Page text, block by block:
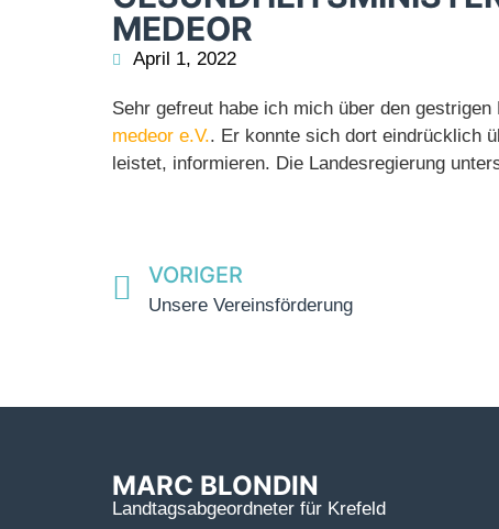
MEDEOR
April 1, 2022
Sehr gefreut habe ich mich über den
medeor e.V.. Er konnte sich dort eindrücklich
leistet, informieren. Die Landesregierung
VORIGER
Unsere Vereinsförderung
MARC BLONDIN
Landtagsabgeordneter für Krefeld